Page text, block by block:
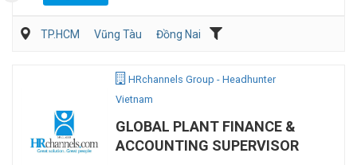
TP.HCM Vũng Tàu
Đồng Nai
HRchannels Group - Headhunter
Vietnam
GLOBAL PLANT FINANCE &
ACCOUNTING SUPERVISOR